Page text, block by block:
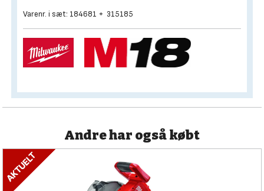
Varenr. i sæt: 184681 + 315185
Andre har også købt